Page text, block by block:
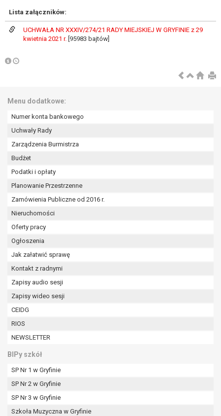
Lista załączników:
UCHWAŁA NR XXXIV/274/21 RADY MIEJSKIEJ W GRYFINIE z 29
kwietnia 2021 r. [95983 bajtów]
Menu dodatkowe:
Numer konta bankowego
Uchwały Rady
Zarządzenia Burmistrza
Budżet
Podatki i opłaty
Planowanie Przestrzenne
Zamówienia Publiczne od 2016 r.
Nieruchomości
Oferty pracy
Ogłoszenia
Jak załatwić sprawę
Kontakt z radnymi
Zapisy audio sesji
Zapisy wideo sesji
CEIDG
RIOS
NEWSLETTER
BIPy szkół
SP Nr 1 w Gryfinie
SP Nr 2 w Gryfinie
SP Nr 3 w Gryfinie
Szkoła Muzyczna w Gryfinie
wykonania zadania realizowanego w
interesie publicznym lub w ramach
Z przyczyn związanych z Pani/Pana
sprzeciwu, administrator nie może już
nadrzędnych wobec interesów, praw i
wolności osoby, której dane dotyczą, lub
W przypadku gdy przetwarzanie danych
osobowych odbywa się na podstawie zgody osoby
na przetwarzanie danych osobowych (art. 6 ust. 1
lit a RODO), przysługuje Pani/Panu prawo do
Cofnięcie to nie ma wpływu na zgodność
przetwarzanie Pani/Pana danych osobowych
Organem właściwym do wniesienia skargi jest
Prezes Urzędu Ochrony Danych Osobowych.
W zależności od sfery, w której przetwarzane są
dane osobowe, podanie danych osobowych jest